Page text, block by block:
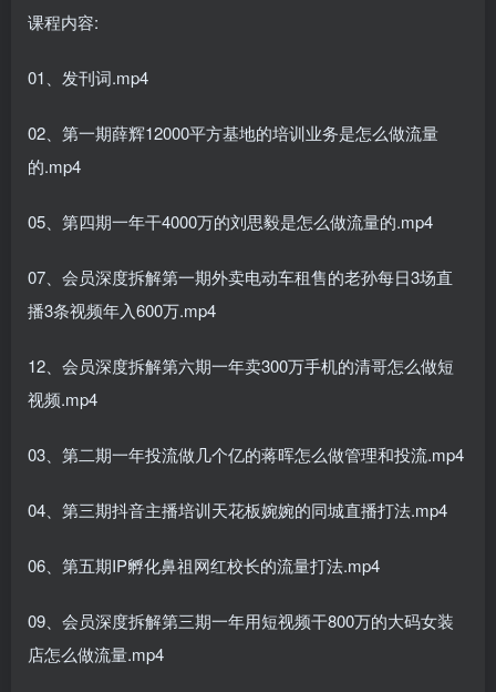
课程内容:
01、发刊词.mp4
02、第一期薛辉12000平方基地的培训业务是怎么做流量
的.mp4
05、第四期一年干4000万的刘思毅是怎么做流量的.mp4
07、会员深度拆解第一期外卖电动车租售的老孙每日3场直
播3条视频年入600万.mp4
12、会员深度拆解第六期一年卖300万手机的清哥怎么做短
视频.mp4
03、第二期一年投流做几个亿的蒋晖怎么做管理和投流.mp4
04、第三期抖音主播培训天花板婉婉的同城直播打法.mp4
06、第五期IP孵化鼻祖网红校长的流量打法.mp4
09、会员深度拆解第三期一年用短视频干800万的大码女装
店怎么做流量.mp4